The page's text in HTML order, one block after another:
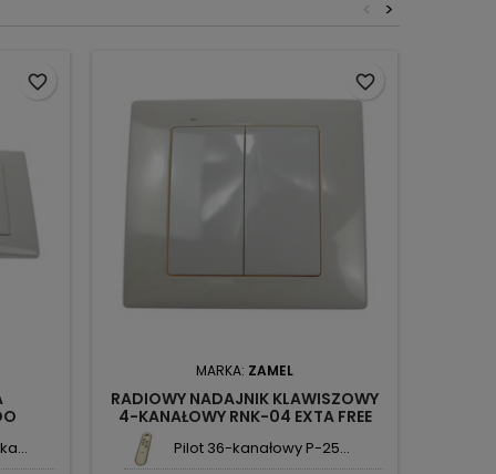
>
<
favorite_border
MARKA: ZAMEL
RADIOWY NADAJNIK KLAWISZOWY
4-KANAŁOWY RNK-04 EXTA FREE
Pilot 36-kanałowy P-25...
favorite_border